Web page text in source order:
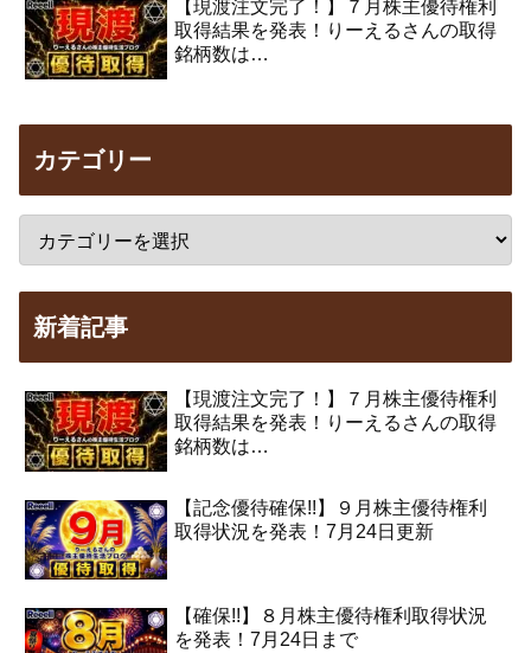
【現渡注文完了！】７月株主優待権利
取得結果を発表！りーえるさんの取得
銘柄数は…
カテゴリー
新着記事
【現渡注文完了！】７月株主優待権利
取得結果を発表！りーえるさんの取得
銘柄数は…
【記念優待確保!!】９月株主優待権利
取得状況を発表！7月24日更新
【確保!!】８月株主優待権利取得状況
を発表！7月24日まで